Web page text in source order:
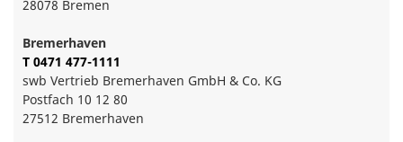
28078 Bremen
Bremerhaven
T 0471 477-1111
swb Vertrieb Bremerhaven GmbH & Co. KG
Postfach 10 12 80
27512 Bremerhaven